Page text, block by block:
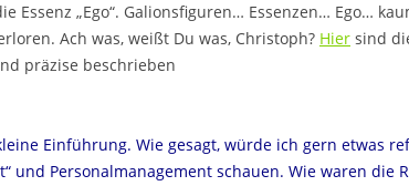
Essenz „Ego“. Galionsfiguren… Essenzen… Ego…
Ach was, weißt Du was, Christoph? Hier sind
präzise beschrieben
Einführung. Wie gesagt, würde ich gern etwas
und Personalmanagement schauen. Wie waren die